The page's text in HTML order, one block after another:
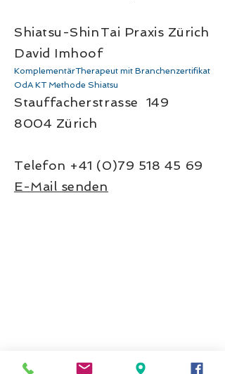
Shiatsu-ShinTai Praxis Zürich
David Imhoof
KomplementärTherapeut mit Branchenzertifikat
OdA KT Methode Shiatsu
Stauffacherstrasse 149
8004 Zürich
Telefon +41 (0)79 518 45 69
E-Mail senden